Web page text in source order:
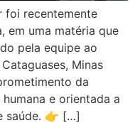
foi recentemente
em uma matéria que
pela equipe ao
Minas
da
e orientada a
saúde. 👉 […]